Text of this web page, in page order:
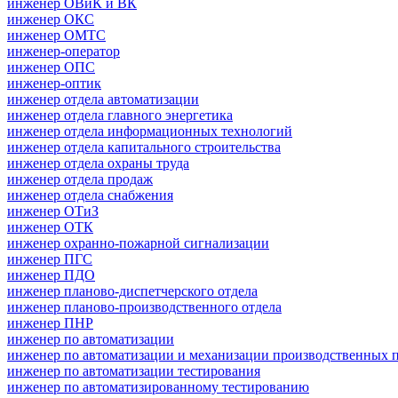
инженер ОКС
инженер ОМТС
инженер-оператор
инженер ОПС
инженер-оптик
инженер отдела автоматизации
инженер отдела главного энергетика
инженер отдела информационных технологий
инженер отдела капитального строительства
инженер отдела охраны труда
инженер отдела продаж
инженер отдела снабжения
инженер ОТиЗ
инженер ОТК
инженер охранно-пожарной сигнализации
инженер ПГС
инженер ПДО
инженер планово-диспетчерского отдела
инженер планово-производственного отдела
инженер ПНР
инженер по автоматизации
инженер по автоматизации и механизации производственных
инженер по автоматизации тестирования
инженер по автоматизированному тестированию